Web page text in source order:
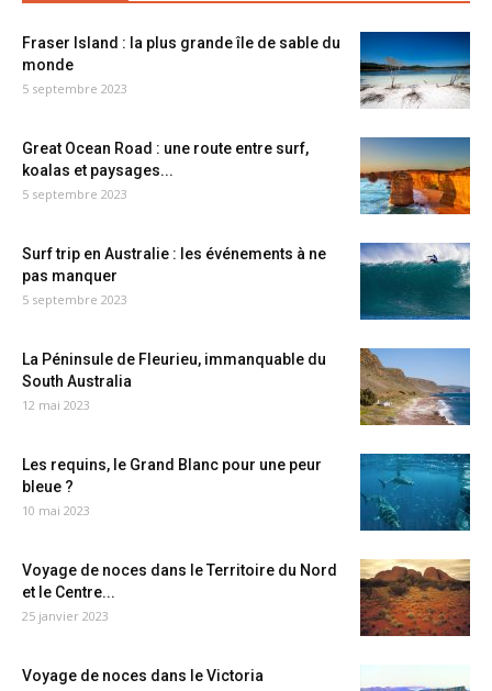
Fraser Island : la plus grande île de sable du
monde
5 septembre 2023
Great Ocean Road : une route entre surf,
koalas et paysages...
5 septembre 2023
Surf trip en Australie : les événements à ne
pas manquer
5 septembre 2023
La Péninsule de Fleurieu, immanquable du
South Australia
12 mai 2023
Les requins, le Grand Blanc pour une peur
bleue ?
10 mai 2023
Voyage de noces dans le Territoire du Nord
et le Centre...
25 janvier 2023
Voyage de noces dans le Victoria